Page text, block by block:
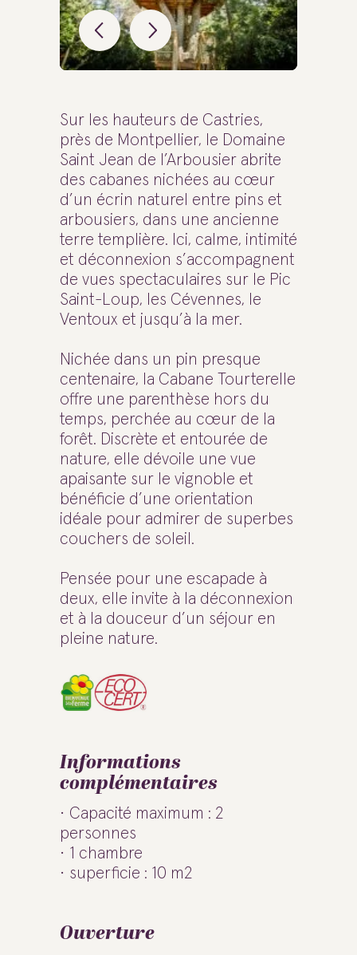
Sur les hauteurs de Castries,
près de Montpellier, le Domaine
Saint Jean de l’Arbousier abrite
des cabanes nichées au cœur
d’un écrin naturel entre pins et
arbousiers, dans une ancienne
terre templière. Ici, calme, intimité
et déconnexion s’accompagnent
de vues spectaculaires sur le Pic
Saint-Loup, les Cévennes, le
Ventoux et jusqu’à la mer.
Nichée dans un pin presque
centenaire, la Cabane Tourterelle
offre une parenthèse hors du
temps, perchée au cœur de la
forêt. Discrète et entourée de
nature, elle dévoile une vue
apaisante sur le vignoble et
bénéficie d’une orientation
idéale pour admirer de superbes
couchers de soleil.
Pensée pour une escapade à
deux, elle invite à la déconnexion
et à la douceur d’un séjour en
pleine nature.
Informations
complémentaires
Capacité maximum : 2
personnes
1 chambre
superficie : 10 m2
Ouverture